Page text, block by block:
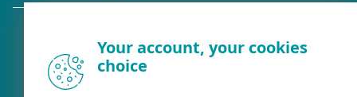
Your account, your cookies
choice